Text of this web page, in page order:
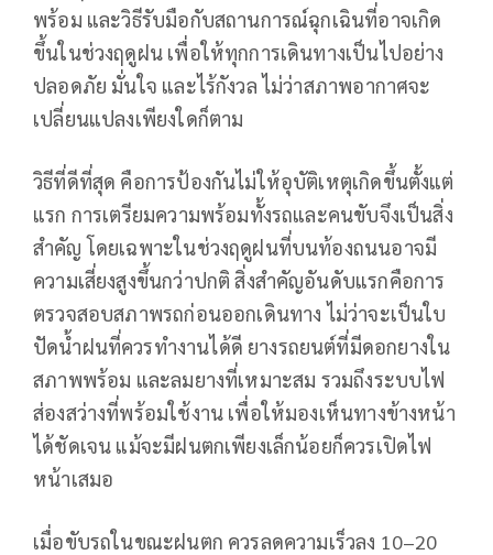
พร้อม และวิธีรับมือกับสถานการณ์ฉุกเฉินที่อาจเกิด
ขึ้นในช่วงฤดูฝน เพื่อให้ทุกการเดินทางเป็นไปอย่าง
ปลอดภัย มั่นใจ และไร้กังวล ไม่ว่าสภาพอากาศจะ
เปลี่ยนแปลงเพียงใดก็ตาม
วิธีที่ดีที่สุด คือการป้องกันไม่ให้อุบัติเหตุเกิดขึ้นตั้งแต่
แรก การเตรียมความพร้อมทั้งรถและคนขับจึงเป็นสิ่ง
สำคัญ โดยเฉพาะในช่วงฤดูฝนที่บนท้องถนนอาจมี
ความเสี่ยงสูงขึ้นกว่าปกติ สิ่งสำคัญอันดับแรกคือการ
ตรวจสอบสภาพรถก่อนออกเดินทาง ไม่ว่าจะเป็นใบ
ปัดน้ำฝนที่ควรทำงานได้ดี ยางรถยนต์ที่มีดอกยางใน
สภาพพร้อม และลมยางที่เหมาะสม รวมถึงระบบไฟ
ส่องสว่างที่พร้อมใช้งาน เพื่อให้มองเห็นทางข้างหน้า
ได้ชัดเจน แม้จะมีฝนตกเพียงเล็กน้อยก็ควรเปิดไฟ
หน้าเสมอ
เมื่อขับรถในขณะฝนตก ควรลดความเร็วลง 10–20